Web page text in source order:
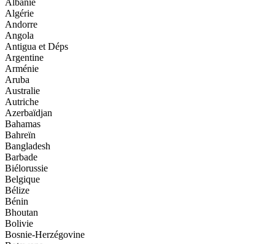
Albanie
Algérie
Andorre
Angola
Antigua et Déps
Argentine
Arménie
Aruba
Australie
Autriche
Azerbaïdjan
Bahamas
Bahreïn
Bangladesh
Barbade
Biélorussie
Belgique
Bélize
Bénin
Bhoutan
Bolivie
Bosnie-Herzégovine